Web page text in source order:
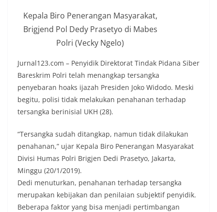
Kepala Biro Penerangan Masyarakat,
Brigjend Pol Dedy Prasetyo di Mabes
Polri (Vecky Ngelo)
Jurnal123.com – Penyidik Direktorat Tindak Pidana Siber
Bareskrim Polri telah menangkap tersangka
penyebaran hoaks ijazah Presiden Joko Widodo. Meski
begitu, polisi tidak melakukan penahanan terhadap
tersangka berinisial UKH (28).
“Tersangka sudah ditangkap, namun tidak dilakukan
penahanan,” ujar Kepala Biro Penerangan Masyarakat
Divisi Humas Polri Brigjen Dedi Prasetyo, Jakarta,
Minggu (20/1/2019).
Dedi menuturkan, penahanan terhadap tersangka
merupakan kebijakan dan penilaian subjektif penyidik.
Beberapa faktor yang bisa menjadi pertimbangan